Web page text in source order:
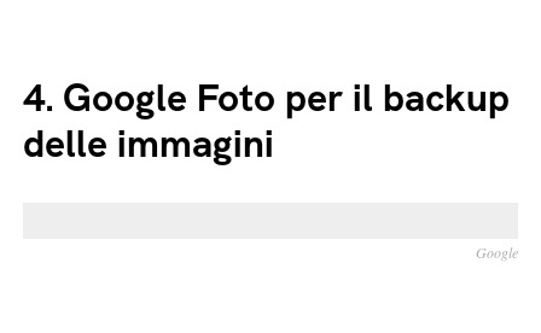
4. Google Foto per il backup
delle immagini
Google